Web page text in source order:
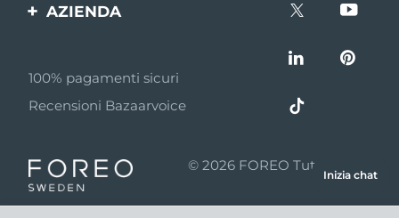
batteria
prodotto
AZIENDA
Affiliazione
Notizie di affiliazione
Rivenditori
100% pagamenti sicuri
Recensioni Bazaarvoice
© 2026 FOREO Tutti i diritti
riservati
Inizia chat